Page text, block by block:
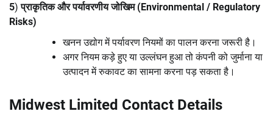
5)प्राकृतिक और पर्यावरणीय जोखिम (Environmental / Regulatory
Risks)
खनन उद्योग में पर्यावरण नियमों का पालन करना जरूरी है।
अगर नियम कड़े हुए या उल्लंघन हुआ तो कंपनी को जुर्माना या
उत्पादन में रुकावट का सामना करना पड़ सकता है।
Midwest Limited Contact Details